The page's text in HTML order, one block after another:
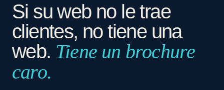
Si su web no le trae
clientes, no tiene una
web. Tiene un brochure
caro.